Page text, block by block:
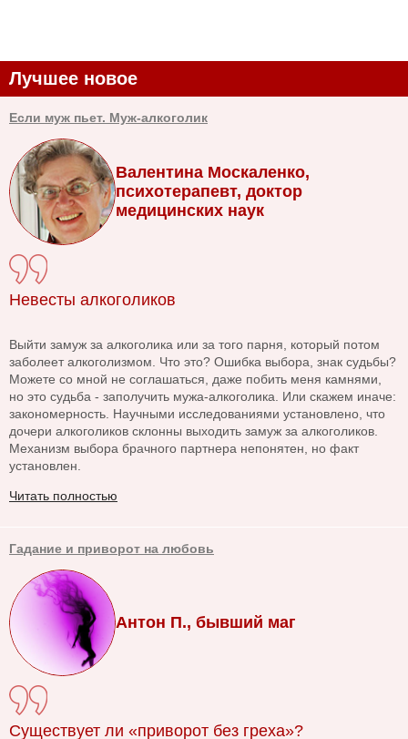
Лучшее новое
Если муж пьет. Муж-алкоголик
Валентина Москаленко,
психотерапевт, доктор
медицинских наук
Невесты алкоголиков
Выйти замуж за алкоголика или за того парня, который потом
заболеет алкоголизмом. Что это? Ошибка выбора, знак судьбы?
Можете со мной не соглашаться, даже побить меня камнями,
но это судьба - заполучить мужа-алкоголика. Или скажем иначе:
закономерность. Научными исследованиями установлено, что
дочери алкоголиков склонны выходить замуж за алкоголиков.
Механизм выбора брачного партнера непонятен, но факт
установлен.
Читать полностью
Гадание и приворот на любовь
Антон П., бывший маг
Существует ли «приворот без греха»?